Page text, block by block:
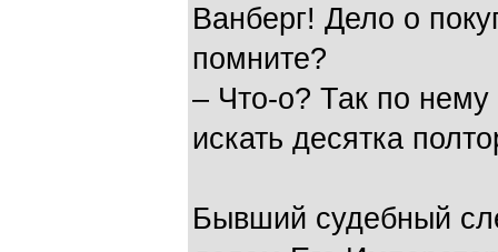
Ванберг! Дело о
помните?
– Что-о? Так по
искать десятка
Бывший судебный